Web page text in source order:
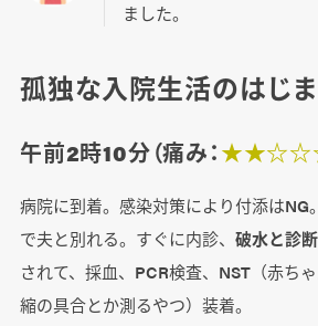
ました。
孤独な入院生活のはじま
午前2時10分（痛み：
病院に到着。感染対策により付添はNG
で夫と別れる。すぐに内診、 破水と診断
されて、採血、PCR検査、NST（赤ち
縮の具合とか測るやつ）装着。